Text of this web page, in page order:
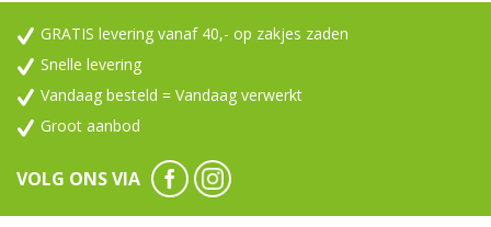
GRATIS levering vanaf 40,- op zakjes zaden
Snelle levering
Vandaag besteld = Vandaag verwerkt
Groot aanbod
VOLG ONS VIA